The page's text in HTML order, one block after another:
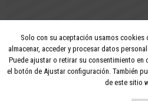
2026 - Todos los
Aviso legal Privacidad
Solo con su aceptación usamos cookies
almacenar, acceder y procesar datos
Puede ajustar o retirar su consentimiento en
el botón de Ajustar configuración. También
de este sitio